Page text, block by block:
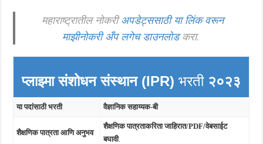
महाराष्ट्रातील नोकरीअपडेट्ससाठी या लिंक वरून
माझीनोकरी अँप लगेच डाउनलोडकरा.
प्लाझ्मा संशोधन संस्थान (IPR)भरती२०२३
या पदांसाठी भरती वैज्ञानिक सहाय्यक-बी
शैक्षणिक पात्रता आणि अनुभव
शैक्षणिक पात्रताकरिता जाहिरात/PDF/वेबसाईट
बघावी.